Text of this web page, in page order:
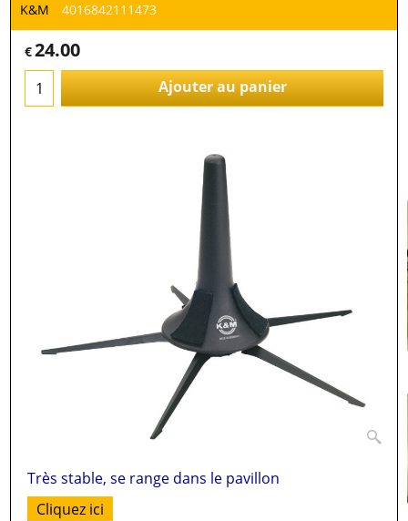
K&M 4016842111473
€24.00
Ajouter au panier
Très stable, se range dans le pavillon
Cliquez ici